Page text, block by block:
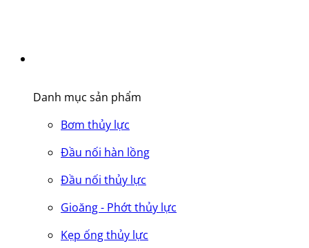
Danh mục sản phẩm
Bơm thủy lực
Đầu nối hàn lồng
Đầu nối thủy lực
Gioăng - Phớt thủy lực
Kẹp ống thủy lực